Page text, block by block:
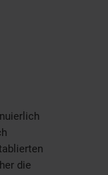
die